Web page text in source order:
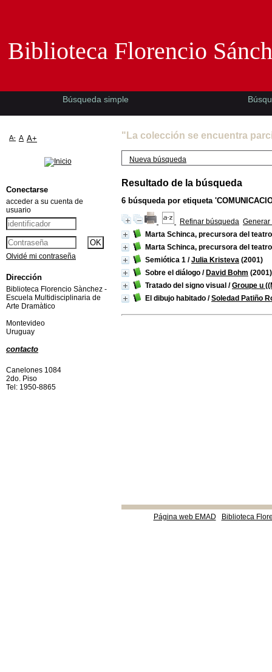
"La colección se encuentra
Nueva búsqueda
Resultado de la búsqueda
6 búsqueda por etiqueta
Refinar búsqueda Generar
Marta Schinca, precursora del
Marta Schinca, precursora del
Semiótica 1 /Julia Kristeva (2001)
Sobre el diálogo / David Bohm (2001)
Tratado del signo visual /Groupe u
El dibujo habitado /Soledad Patiño
Página web EMAD Biblioteca
Biblioteca Florencio
Búsqueda simple
A- A A+
Conectarse
acceder a su cuenta de
usuario
Olvidé mi contraseña
Dirección
Biblioteca Florencio Sànchez -
Escuela Multidisciplinaria de
Arte Dramàtico
Montevideo
Uruguay
contacto
Canelones 1084
2do. Piso
Tel: 1950-8865